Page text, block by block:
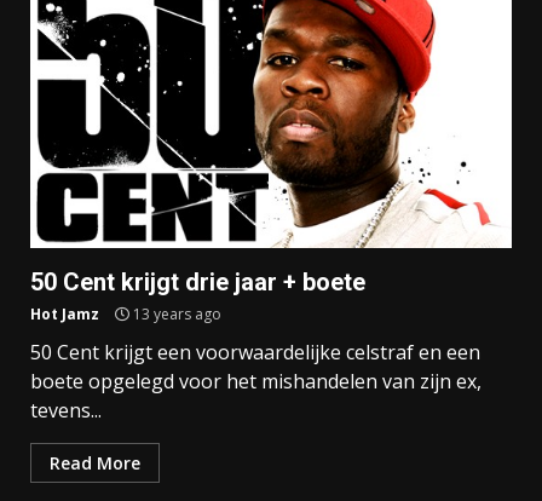
50 Cent krijgt drie jaar + boete
Hot Jamz 13 years ago
50 Cent krijgt een voorwaardelijke celstraf en een
boete opgelegd voor het mishandelen van zijn ex,
tevens...
Read More